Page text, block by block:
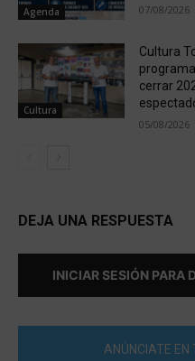
Agenda 07/08/2026
Cultura
Cultura
cerrar
05/08/2026
DEJA UNA RESPUESTA
INICIAR SESIÓN PARA
ANÚNCIATE EN